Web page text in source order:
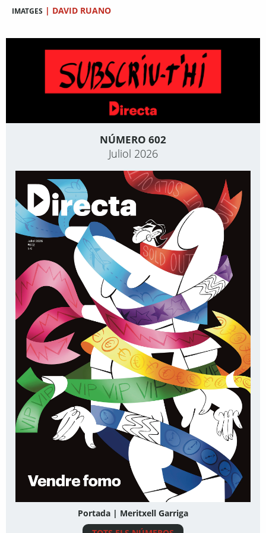
IMATGES | DAVID RUANO
NÚMERO 602
Juliol 2026
Portada | Meritxell Garriga